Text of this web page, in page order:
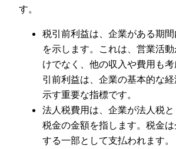
す。
税引前利益は、企業がある期
を示します。これは、営業活
けでなく、他の収入や費用も
引前利益は、企業の基本的な
示す重要な指標です。
法人税費用は、企業が法人税
税金の金額を指します。税金
する一部として支払われます。